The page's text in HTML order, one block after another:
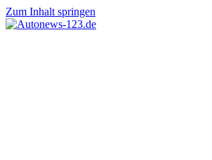
Zum Inhalt springen